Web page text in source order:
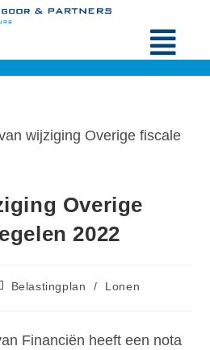
Overige
2022
Belastingplan / Lonen
Financiën heeft een nota